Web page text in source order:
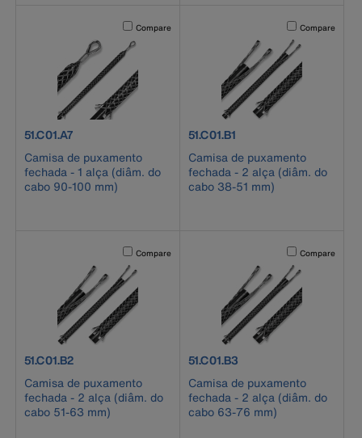
Activating this element will cause content on the page to
Compare
product number 51.C01.A7
51.C01.A7
Camisa de puxamento
fechada - 1 alça (diâm. do
cabo 90-100 mm)
Activating this
Compare
product number 51.C01.B1
51.C01.B1
Camisa de puxamento
fechada - 2 alça (diâm. do
cabo 38-51 mm)
Activating this element will cause content on the page to
Compare
product number 51.C01.B2
51.C01.B2
Camisa de puxamento
fechada - 2 alça (diâm. do
cabo 51-63 mm)
Activating this
Compare
product number 51.C01.B3
51.C01.B3
Camisa de puxamento
fechada - 2 alça (diâm. do
cabo 63-76 mm)